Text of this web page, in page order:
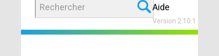
Aide
Version 2.10.1